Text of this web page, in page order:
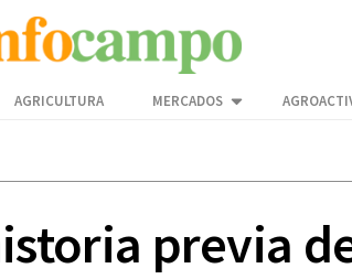
AGRICULTURA MERCADOS
previa